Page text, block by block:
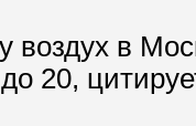
воздух в
20,